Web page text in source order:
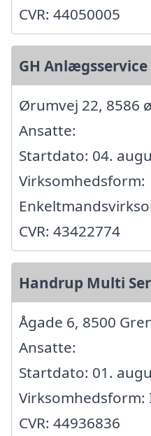
CVR: 44050005
GH Anlægsservice
Ørumvej 22, 8586
Ansatte:
Startdato: 04.
Virksomhedsform:
CVR: 43422774
Handrup Multi
Ågade 6, 8500
Ansatte:
Startdato: 01.
CVR: 44936836